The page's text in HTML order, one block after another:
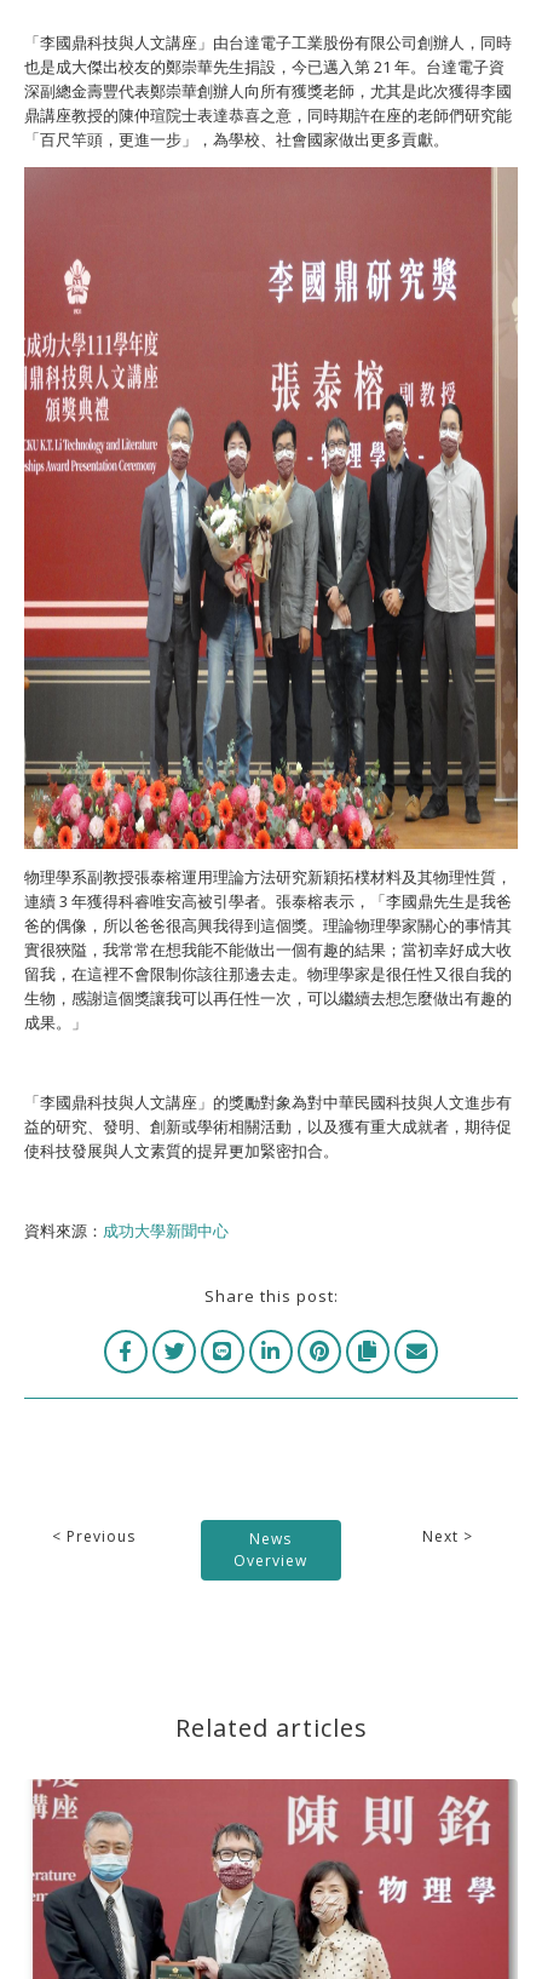
「李國鼎科技與人文講座」由台達電子工業股份有限公司創辦人，同時
也是成大傑出校友的鄭崇華先生捐設，今已邁入第 21 年。台達電子資
深副總金壽豐代表鄭崇華創辦人向所有獲獎老師，尤其是此次獲得李國
鼎講座教授的陳仲瑄院士表達恭喜之意，同時期許在座的老師們研究能
「百尺竿頭，更進一步」，為學校、社會國家做出更多貢獻。
物理學系副教授張泰榕運用理論方法研究新穎拓樸材料及其物理性質，
連續 3 年獲得科睿唯安高被引學者。張泰榕表示，「李國鼎先生是我爸
爸的偶像，所以爸爸很高興我得到這個獎。理論物理學家關心的事情其
實很狹隘，我常常在想我能不能做出一個有趣的結果；當初幸好成大收
留我，在這裡不會限制你該往那邊去走。物理學家是很任性又很自我的
生物，感謝這個獎讓我可以再任性一次，可以繼續去想怎麼做出有趣的
成果。」
「李國鼎科技與人文講座」的獎勵對象為對中華民國科技與人文進步有
益的研究、發明、創新或學術相關活動，以及獲有重大成就者，期待促
使科技發展與人文素質的提昇更加緊密扣合。
資料來源： 成功大學新聞中心
Share this post:
< Previous
News
Overview
Next >
Related articles